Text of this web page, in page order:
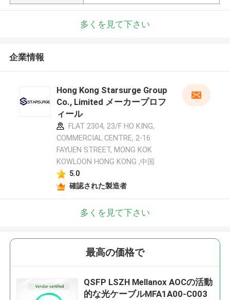
多くを見て下さい
企業情報
Hong Kong Starsurge Group
Co., Limited メーカープロフ
ィール
FLAT 2304, 23/F HO KING,
COMMERCIAL CENTRE, 2-16
FAYUEN STREET, MONG KOK
KOWLOON HONG KONG ,中国
5.0
確認された製造者
多くを見て下さい
最高の価格で
QSFP LSZH Mellanox AOCの活動
的な光ケーブルMFA1A00-C003